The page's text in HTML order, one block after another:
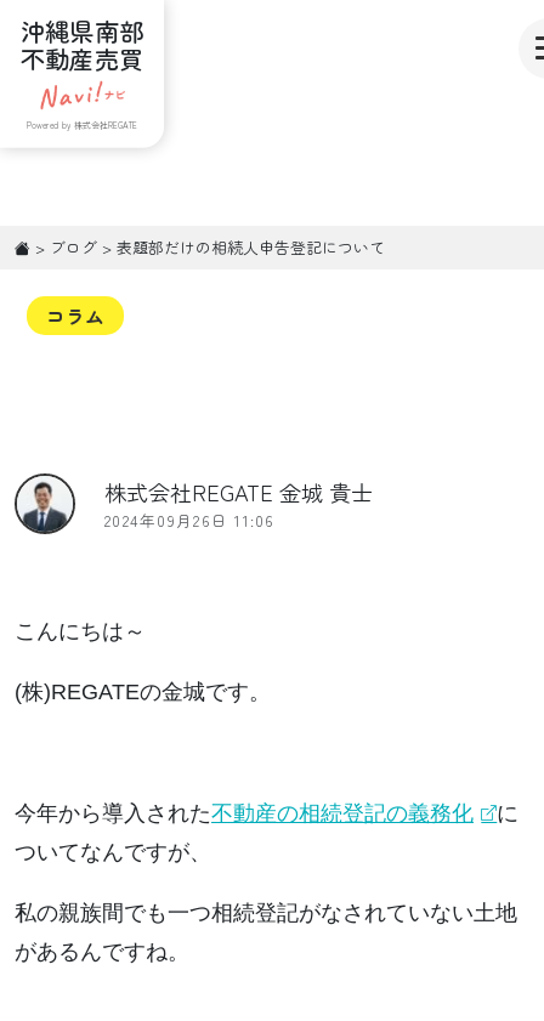
沖縄県南部
不動産売買
Powered by 株式会社REGATE
> ブログ > 表題部だけの相続人申告登記について
コラム
株式会社REGATE 金城 貴士
2024年09月26日 11:06
こんにちは～
(株)REGATEの金城です。
今年から導入された不動産の相続登記の義務化
に
ついてなんですが、
私の親族間でも一つ相続登記がなされていない土地
があるんですね。